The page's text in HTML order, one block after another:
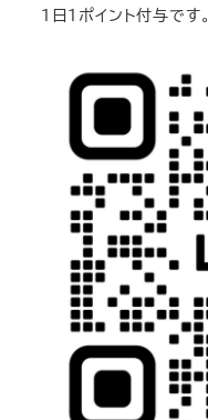
１日１ポイント付与です。